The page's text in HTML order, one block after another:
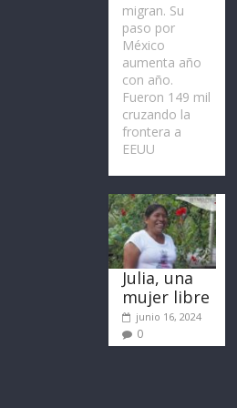
migran. Su
paso por
México
aumenta año
con año.
Fueron 149 mil
cruzando la
frontera a
EEUU
Julia, una
mujer libre
junio 16, 2024
0